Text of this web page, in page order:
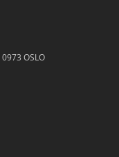
0973 OSLO